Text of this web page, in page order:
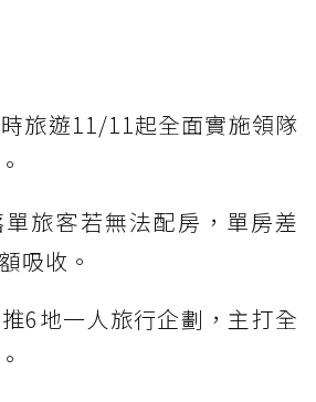
旅遊11/11起全面實施領隊
單旅客若無法配房，單房差
吸收。
6地一人旅行企劃，主打全